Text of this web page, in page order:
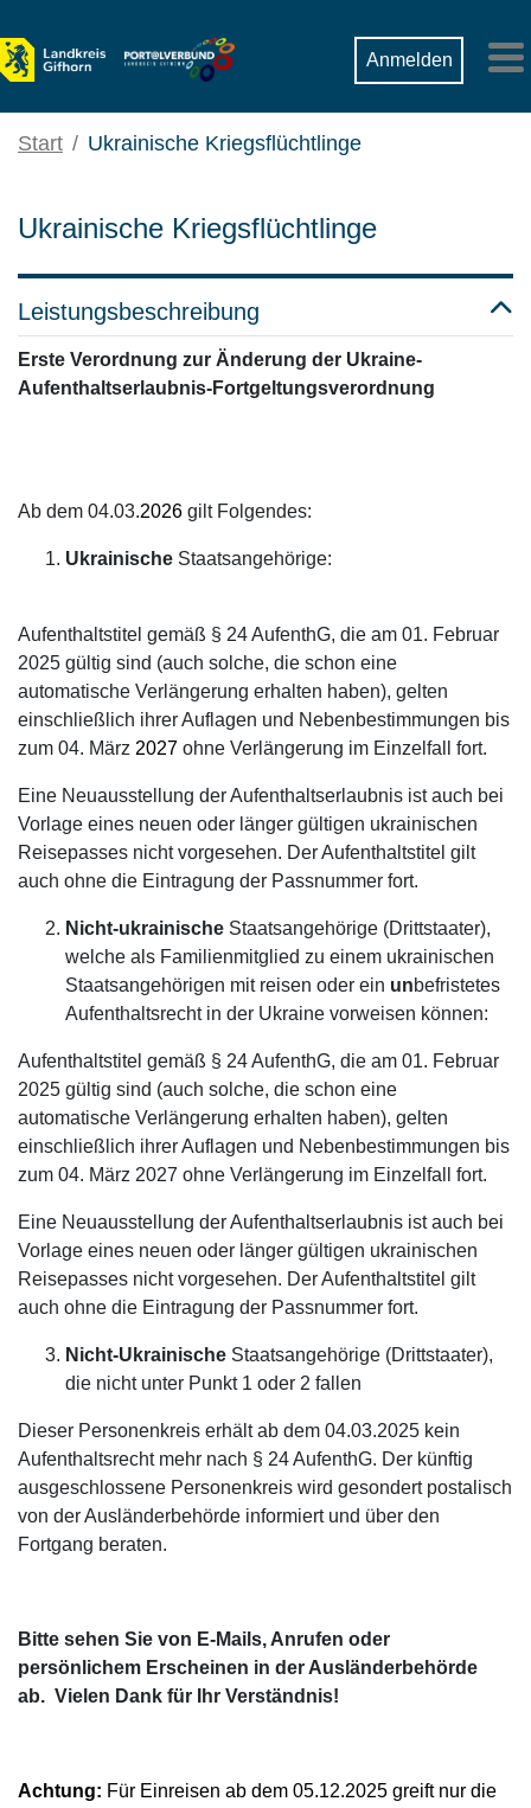
Anmelden
Start Ukrainische Kriegsflüchtlinge
Ukrainische Kriegsflüchtlinge
Leistungsbeschreibung
Erste Verordnung zur Änderung der Ukraine-
Aufenthaltserlaubnis-Fortgeltungsverordnung
Ab dem 04.03.2026 gilt Folgendes:
Ukrainische Staatsangehörige:
Aufenthaltstitel gemäß § 24 AufenthG, die am 01. Februar
2025 gültig sind (auch solche, die schon eine
automatische Verlängerung erhalten haben), gelten
einschließlich ihrer Auflagen und Nebenbestimmungen bis
zum 04. März 2027 ohne Verlängerung im Einzelfall fort.
Eine Neuausstellung der Aufenthaltserlaubnis ist auch bei
Vorlage eines neuen oder länger gültigen ukrainischen
Reisepasses nicht vorgesehen. Der Aufenthaltstitel gilt
auch ohne die Eintragung der Passnummer fort.
Nicht-ukrainische Staatsangehörige (Drittstaater),
welche als Familienmitglied zu einem ukrainischen
Staatsangehörigen mit reisen oder ein unbefristetes
Aufenthaltsrecht in der Ukraine vorweisen können:
Aufenthaltstitel gemäß § 24 AufenthG, die am 01. Februar
2025 gültig sind (auch solche, die schon eine
automatische Verlängerung erhalten haben), gelten
einschließlich ihrer Auflagen und Nebenbestimmungen bis
zum 04. März 2027 ohne Verlängerung im Einzelfall fort.
Eine Neuausstellung der Aufenthaltserlaubnis ist auch bei
Vorlage eines neuen oder länger gültigen ukrainischen
Reisepasses nicht vorgesehen. Der Aufenthaltstitel gilt
auch ohne die Eintragung der Passnummer fort.
Nicht-Ukrainische Staatsangehörige (Drittstaater),
die nicht unter Punkt 1 oder 2 fallen
Dieser Personenkreis erhält ab dem 04.03.2025 kein
Aufenthaltsrecht mehr nach § 24 AufenthG. Der künftig
ausgeschlossene Personenkreis wird gesondert postalisch
von der Ausländerbehörde informiert und über den
Fortgang beraten.
Bitte sehen Sie von E-Mails, Anrufen oder
persönlichem Erscheinen in der Ausländerbehörde
ab. Vielen Dank für Ihr Verständnis!
Achtung: Für Einreisen ab dem 05.12.2025 greift nur die